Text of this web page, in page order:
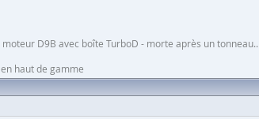
D9B avec boîte TurboD - morte après un tonneau...
haut de gamme